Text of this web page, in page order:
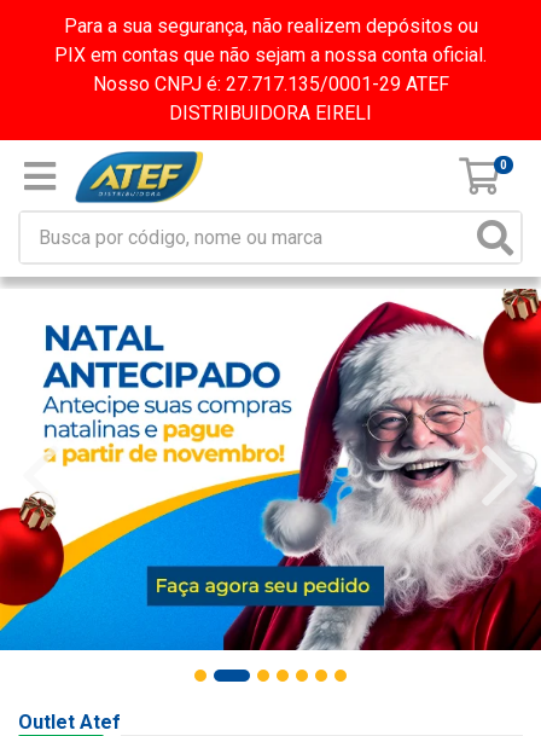
Para a sua segurança, não realizem depósitos ou
PIX em contas que não sejam a nossa conta oficial.
Nosso CNPJ é: 27.717.135/0001-29 ATEF
DISTRIBUIDORA EIRELI
0
Outlet Atef